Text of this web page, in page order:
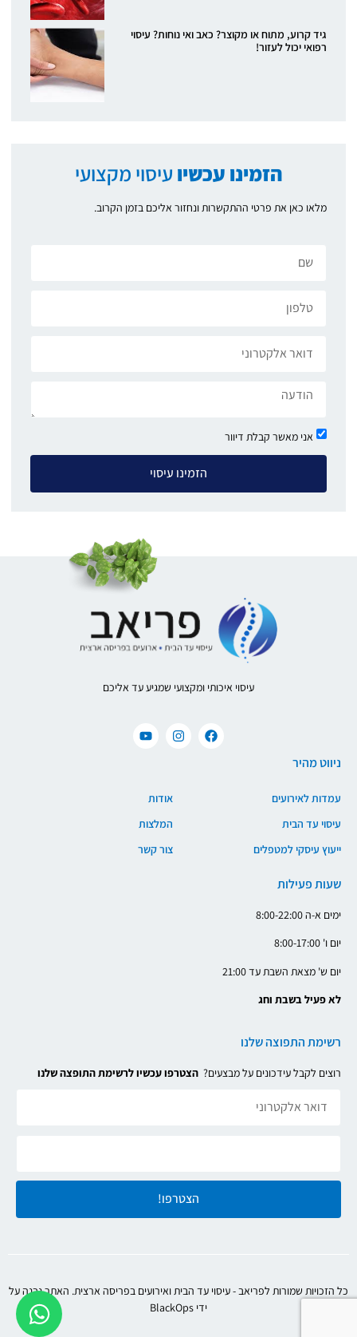
גיד קרוע, מתוח או מקוצר? כאב ואי נוחות? עיסוי
רפואי יכול לעזור!
הזמינו עכשיו עיסוי מקצועי
מלאו כאן את פרטי ההתקשרות ונחזור אליכם בזמן הקרוב.
אני מאשר קבלת דיוור
הזמינו עיסוי
עיסוי איכותי ומקצועי שמגיע עד אליכם
ניווט מהיר
עמדות לאירועים
עיסוי עד הבית
ייעוץ עיסקי למטפלים
אודות
המלצות
צור קשר
שעות פעילות
ימים א-ה 8:00-22:00
יום ו' 8:00-17:00
יום ש' מצאת השבת עד 21:00
לא פעיל בשבת וחג
רשימת התפוצה שלנו
רוצים לקבל עידכונים על מבצעים? הצטרפו עכשיו לרשימת התופצה שלנו
הצטרפו!
כל הזכויות שמורות לפריאב - עיסוי עד הבית ואירועים בפריסה ארצית. האתר נבנה על
ידי BlackOps